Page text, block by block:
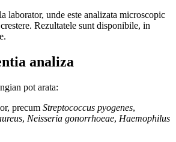
laborator, unde este analizata microscopic
Rezultatele sunt disponibile, in
analiza
pot arata:
precum Streptococcus pyogenes,
, Neisseria gonorrhoeae, Haemophilus